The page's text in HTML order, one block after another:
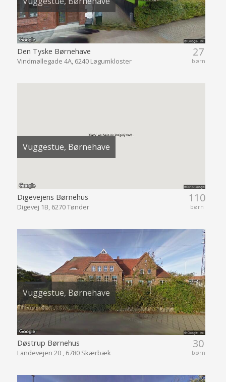
27
børn
Den Tyske Børnehave
Vindmøllegade 4A, 6240 Løgumkloster
Vuggestue, Børnehave
110
børn
Digevejens Børnehus
Digevej 1B, 6270 Tønder
Vuggestue, Børnehave
30
børn
Døstrup Børnehus
Landevejen 20 , 6780 Skærbæk